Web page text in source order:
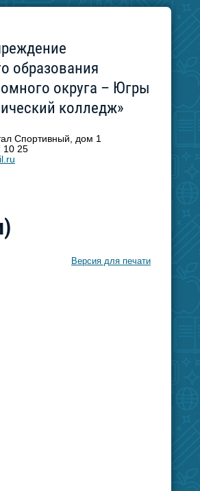
образования
округа – Югры
колледж»
Спортивный, дом 1
10 25
Версия для печати